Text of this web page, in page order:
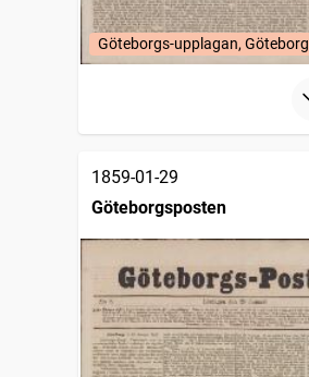
Göteborgs-upplagan, Göteborg
1859-01-29
Göteborgsposten